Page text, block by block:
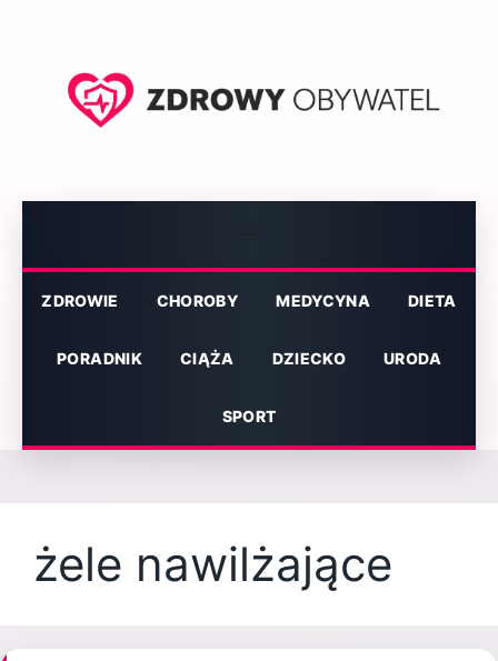
ZDROWIE CHOROBY MEDYCYNA DIETA
PORADNIK CIĄŻA DZIECKO URODA
SPORT
żele nawilżające